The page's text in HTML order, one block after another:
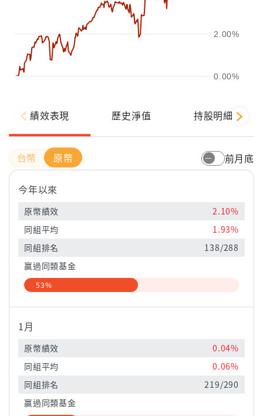
0.00%
2.00%
績效表現 歷史淨值 持股明細
原幣 前月底
今年以來
原幣績效
2.10%
同組平均
1.93%
同組排名
138/288
贏過同類基金
53%
1月
原幣績效
0.04%
同組平均
0.06%
同組排名
219/290
贏過同類基金